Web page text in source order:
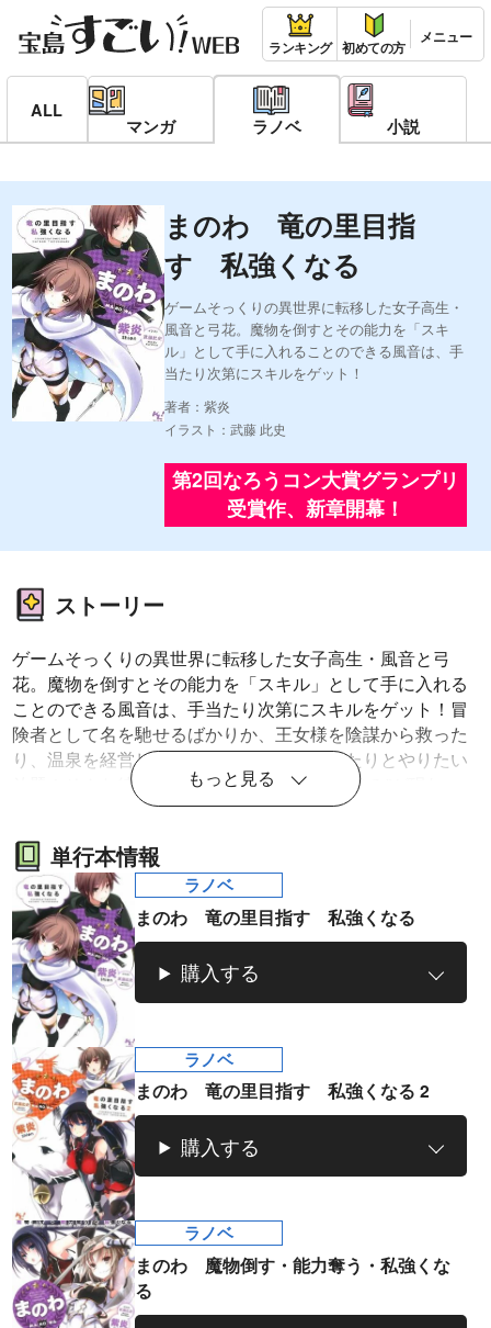
ランキング 初めての方
ラノベ
魔法少女育成計
画
2026年秋、TVアニメ
『魔法少女育成計画
restart』放送決定！
愛蔵版 花ぶらん
こゆれて
太刀掛秀子の名作が
ん
異世界お仕事ファン
好評発売中！
ALL
マンガ ラノベ 小説
まのわ 竜の里目指
す 私強くなる
ゲームそっくりの異世界に転移した女子高生・
風音と弓花。魔物を倒すとその能力を「スキ
ル」として手に入れることのできる風音は、手
当たり次第にスキルをゲット！
著者：紫炎
イラスト：武藤 此史
第2回なろうコン大賞グランプリ
受賞作、新章開幕！
ストーリー
ゲームそっくりの異世界に転移した女子高生・風音と弓
花。魔物を倒すとその能力を「スキル」として手に入れる
ことのできる風音は、手当たり次第にスキルをゲット！冒
険者として名を馳せるばかりか、王女様を陰謀から救った
り、温泉を経営したり、ドラゴンに変身したりとやりたい
放題！そんな彼女たちの前に、新たな“顔なじみ”が現れ
た。風音たちの新たな冒険が始まる！
もっと見る
単行本情報
ラノベ
まのわ 竜の里目指す 私強くなる
購入する
ラノベ
まのわ 竜の里目指す 私強くなる 2
購入する
ラノベ
まのわ 魔物倒す・能力奪う・私強くな
る